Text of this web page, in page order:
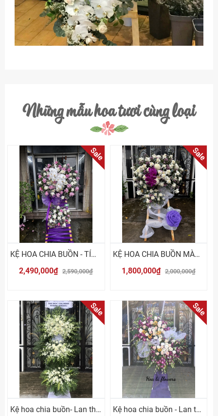
Những mẫu hoa tươi cùng loại
Sale
KỆ HOA CHIA BUỒN - TÍM TRẮNG
2,490,000₫ 2,590,000₫
Sale
KỆ HOA CHIA BUỒN MÀU TRẮNG TÍM
1,800,000₫ 2,000,000₫
Sale
Kệ hoa chia buồn- Lan thái trắng
Sale
Kệ hoa chia buồn - Lan thái tím